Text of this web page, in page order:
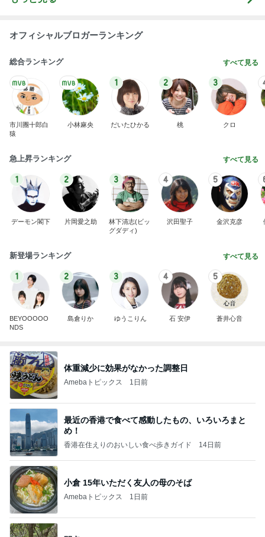
オフィシャルブロガーランキング
総合ランキング すべて見る
市川團十郎白
猿
小林麻央
1
だいたひかる
2
桃
3
クロ
急上昇ランキング すべて見る
1
デーモン閣下
2
片岡愛之助
3
林下清志(ビッ
グダディ)
4
沢田聖子
5
金沢克彦
新登場ランキング すべて見る
1
BEYOOOOO
NDS
2
島倉りか
3
ゆうこりん
4
石 安伊
5
蒼井心音
体重減少に効果がなかった調整日
Amebaトピックス 1日前
最近の香港で食べて感動したもの、いろいろまと
め！
香港在住えりのおいしい食べ歩きガイド 14日前
小倉 15年いただく友人の母のそば
Amebaトピックス 1日前